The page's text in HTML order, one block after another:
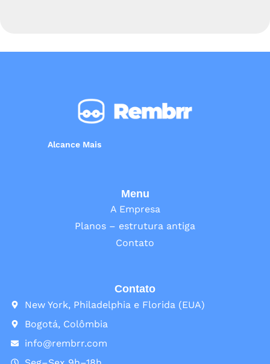
Alcance Mais
Menu
A Empresa
Planos – estrutura antiga
Contato
Contato
New York, Philadelphia e Florida (EUA)
Bogotá, Colômbia
info@rembrr.com